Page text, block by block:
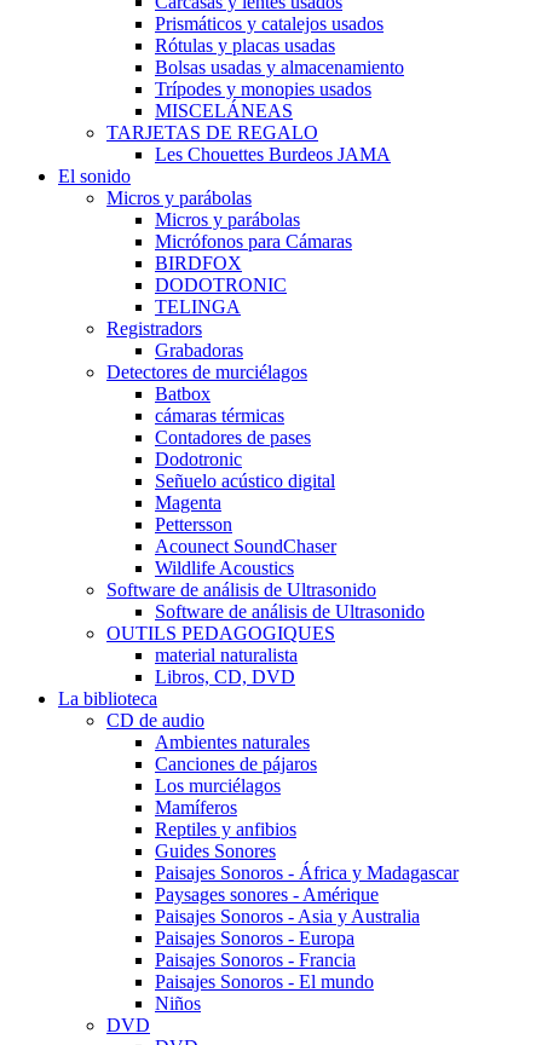
Prismáticos y catalejos usados
Rótulas y placas usadas
Bolsas usadas y almacenamiento
Trípodes y monopies usados
MISCELÁNEAS
TARJETAS DE REGALO
Les Chouettes Burdeos JAMA
El sonido
Micros y parábolas
Micros y parábolas
Micrófonos para Cámaras
BIRDFOX
DODOTRONIC
TELINGA
Registradors
Grabadoras
Detectores de murciélagos
Batbox
cámaras térmicas
Contadores de pases
Dodotronic
Señuelo acústico digital
Magenta
Pettersson
Acounect SoundChaser
Wildlife Acoustics
Software de análisis de Ultrasonido
Software de análisis de Ultrasonido
OUTILS PEDAGOGIQUES
material naturalista
Libros, CD, DVD
La biblioteca
CD de audio
Ambientes naturales
Canciones de pájaros
Los murciélagos
Mamíferos
Reptiles y anfibios
Guides Sonores
Paisajes Sonoros - África y Madagascar
Paysages sonores - Amérique
Paisajes Sonoros - Asia y Australia
Paisajes Sonoros - Europa
Paisajes Sonoros - Francia
Paisajes Sonoros - El mundo
Niños
DVD